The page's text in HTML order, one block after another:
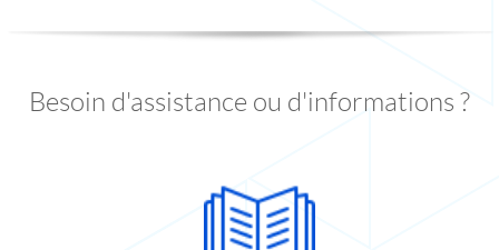
Besoin d'assistance ou d'informations ?